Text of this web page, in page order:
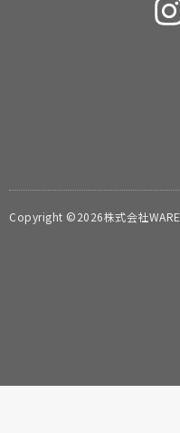
Copyright ©2026株式会社WARE